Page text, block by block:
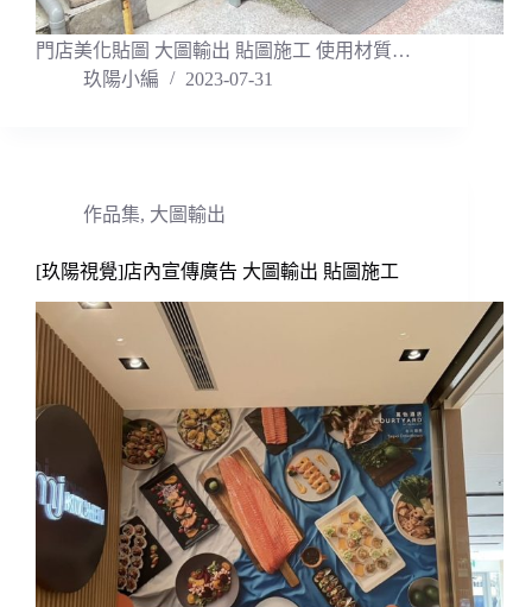
門店美化貼圖 大圖輸出 貼圖施工 使用材質…
玖陽小編
2023-07-31
作品集, 大圖輸出
[玖陽視覺]店內宣傳廣告 大圖輸出 貼圖施工